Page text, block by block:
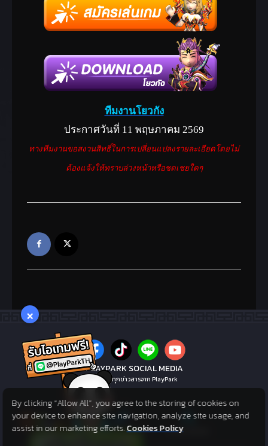
ทีมงานโยวกัง
ประกาศวันที่ 11 พฤษภาคม 2569
ทางทีมงานขอสงวนสิทธิ์ในการเปลี่ยนแปลงรายละเอียดโดยไม่
ต้องแจ้งให้ทราบล่วงหน้าหรือชดเชยใดๆ
PLAYPARK SOCIAL MEDIA
ไม่พลาดทุกข่าวสารจาก PlayPark
By clicking “Allow All”, you agree to the storing of cookies on
your device to enhance site navigation, analyze site usage, and
assist in our marketing efforts.Cookies Policy
×